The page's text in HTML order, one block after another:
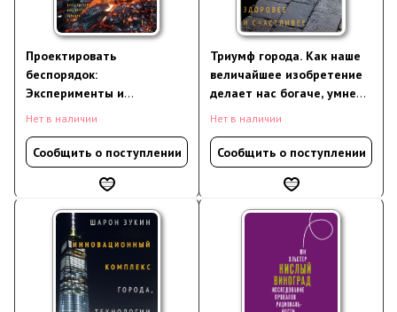
Проектировать
беспорядок:
Эксперименты и
трансгрессии в городе
Нет в наличии
Сообщить о поступлении
Триумф города. Как наше
величайшее изобретение
делает нас богаче, умнее,
экологичнее, здоровее и
Нет в наличии
Сообщить о поступлении